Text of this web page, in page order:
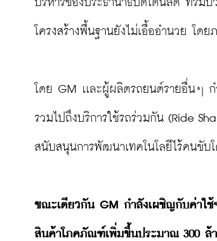
บริหารของประธานาธิบดีโดนัลด์ ทรัมป์
โครงสร้างพื้นฐานยังไม่เอื้ออำนวย โด
โดย GM เเละผู้ผลิตรถยนต์รายอื่นๆ
รวมไปถึงบริการใช้รถร่วมกัน (Ride
สนับสนุนการพัฒนาเทคโนโลยีไร้คนขับ
ขณะเดียวกัน GM กำลังเผชิญกับค่าใช้
สินค้าโภคภัณฑ์เพิ่มขึ้นประมาณ 300 ล้